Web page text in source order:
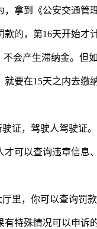
拿到《公安交通管
的，第16天开始才
会产生滞纳金。但
要在15天之内去缴
证，驾驶人驾驶证
可以查询违章信息
里，你可以查询罚
特殊情况可以申诉